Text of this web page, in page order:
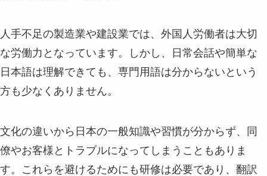
人手不足の製造業や建設業では、外国人労働者は大切
な労働力となっています。しかし、日常会話や簡単な
日本語は理解できても、専門用語は分からないという
方も少なくありません。
文化の違いから日本の一般知識や習慣が分からず、同
僚やお客様とトラブルになってしまうこともありま
す。これらを避けるためにも研修は必要であり、翻訳